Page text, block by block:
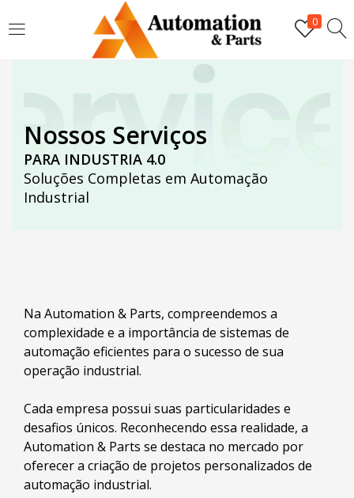
0
LOGIN
Digite seu nome de usuário e senha para fazer o login.
Lembrar-me
Nossos Serviços
PARA INDUSTRIA 4.0
Soluções Completas em Automação
Industrial
Na Automation & Parts, compreendemos a
complexidade e a importância de sistemas de
automação eficientes para o sucesso de sua
operação industrial.
Cada empresa possui suas particularidades e
desafios únicos. Reconhecendo essa realidade, a
Automation & Parts se destaca no mercado por
oferecer a criação de projetos personalizados de
automação industrial.